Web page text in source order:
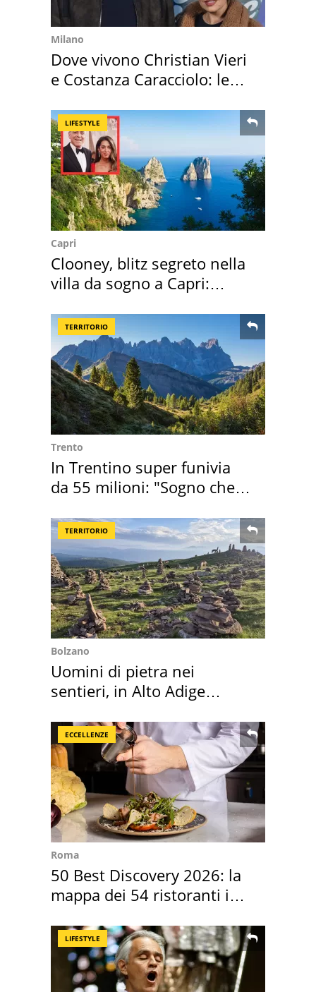
Milano
Dove vivono Christian Vieri
e Costanza Caracciolo: le
LIFESTYLE
Capri
Clooney, blitz segreto nella
villa da sogno a Capri:
TERRITORIO
Trento
In Trentino super funivia
da 55 milioni: "Sogno che si
TERRITORIO
Bolzano
Uomini di pietra nei
sentieri, in Alto Adige
ECCELLENZE
Roma
50 Best Discovery 2026: la
mappa dei 54 ristoranti in
LIFESTYLE